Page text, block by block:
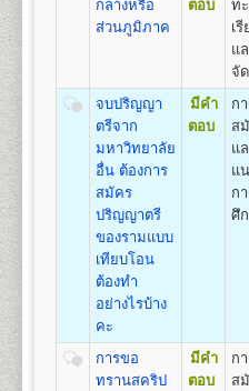
เรียนเป็น Pre-Optometry ใ
Optometry ในช่วง 4 ปีหลัง
2.หลักสูตร 4 ปี สำหรับผู้ที่จ
เรียน Optometry ในหลักสูต
ชื่อปริญญาทัศนมาตรศาสต
Optometry (O.D.)
เปิดสอน1สาขาวิชา คือ สา
คณะสาธารณสุขศาสตร์
เปิดสอนระดับปริญญาตรี
135 หน่วยกิต
ชื่อปริญญา
Health (B.P.H)
เปิดสอน 1
1.หลักสูตรสาธารณสุขศาส
สาธารณสุขชุมชน
11 550 500
500
14 700
15
16 800
17
18
19 500
กลางหรือ
ส่วนภูมิภาค
ตอบ
ท
เ
แ
จั
จบปริญญา
ตรีจาก
มหาวิทยาลัย
อื่น ต้องการ
สมัคร
ปริญญาตรี
ของรามแบบ
เทียบโอน
ต้องทำ
อย่างไรบ้าง
คะ
มีคำ
ตอบ
ก
ส
แ
แ
ก
ศึ
การขอ
ทรานสคริป
มีคำ
ตอบ
ก
ส